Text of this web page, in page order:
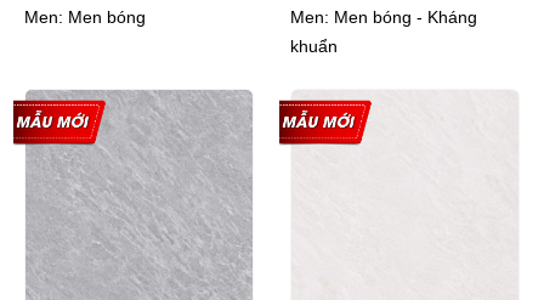
Men: Men bóng
Men: Men bóng - Kháng
khuẩn